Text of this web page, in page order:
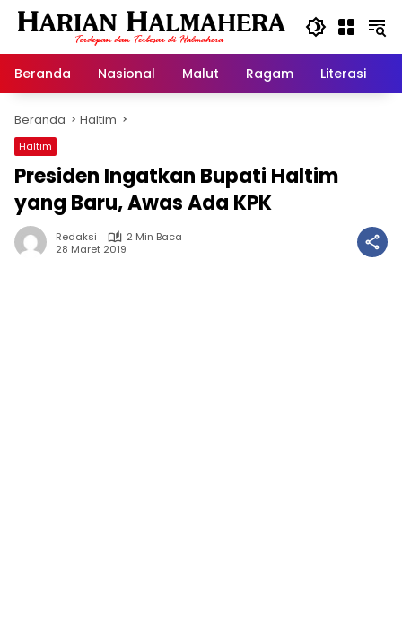
Langsung
Beranda
Nasional Malut Ragam Literasi
Beranda Haltim
Haltim
Presiden Ingatkan Bupati Haltim
yang Baru, Awas Ada KPK
Redaksi
2 Min Baca
28 Maret 2019